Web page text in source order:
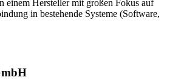
einem Hersteller mit großen Fokus auf
in bestehende Systeme (Software,